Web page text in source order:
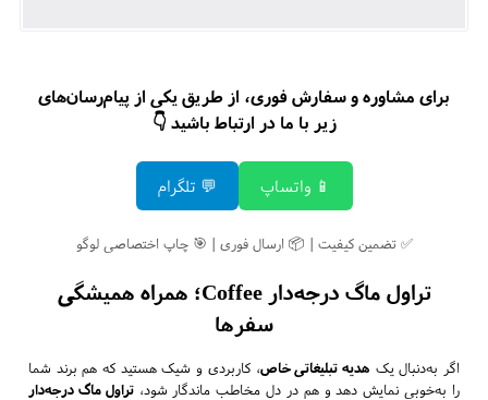
برای مشاوره و سفارش فوری، از طریق یکی از پیام‌رسان‌های
زیر با ما در ارتباط باشید 👇
📱 واتساپ 💬 تلگرام
✅ تضمین کیفیت | 📦 ارسال فوری | 🎯 چاپ اختصاصی لوگو
تراول ماگ درجه‌دار Coffee؛ همراه همیشگی
سفرها
اگر به‌دنبال یک هدیه تبلیغاتی خاص، کاربردی و شیک هستید که هم برند شما
را به‌خوبی نمایش دهد و هم در دل مخاطب ماندگار شود،تراول ماگ درجه‌دار